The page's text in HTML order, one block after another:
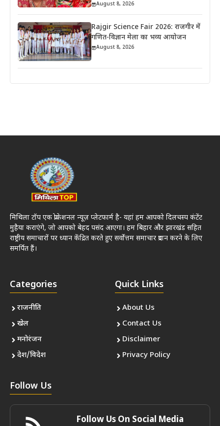
August 8, 2026
Rajgir Science Fair 2026: राजगीर में
गणित-विज्ञान मेला का भव्य आयोजन
August 8, 2026
मिथिला टॉप एक प्रोफेशनल न्यूज़ प्लेटफार्म है- यहां हम आपको दिलचस्प कंटेंट
मुहैया कराएंगे, जो आपको बेहद पसंद आएगा। हम बिहार और झारखंड सहित
राष्ट्रीय समाचारों पर ध्यान केंद्रित करते हुए सर्वोत्तम समाचार प्रदान करने के लिए
समर्पित हैं।
Categories
राजनीति
खेल
मनोरंजन
देश/विदेश
Quick Links
About Us
Contact Us
Disclaimer
Privacy Policy
Follow Us
Follow Us On Social Media